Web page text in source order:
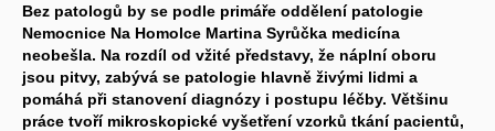
Bez patologů by se podle primáře oddělení patologie
Nemocnice Na Homolce Martina Syrůčka medicína
neobešla. Na rozdíl od vžité představy, že náplní oboru
jsou pitvy, zabývá se patologie hlavně živými lidmi a
pomáhá při stanovení diagnózy i postupu léčby. Většinu
práce tvoří mikroskopické vyšetření vzorků tkání pacientů,